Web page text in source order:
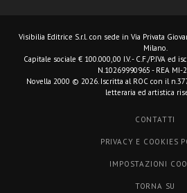
Visibilia Editrice S.r.l. con sede in Via Privata
Milano.
Capitale sociale € 100.000,00 I.V. - C.F./P.IVA ed
N.10269990965 - REA MI-
Novella 2000 © 2026. Iscritta al ROC con il
letteraria ed artistica
CONTATTI
PRIVACY E COOKIES
IMPOSTAZIONI
TORNA SU